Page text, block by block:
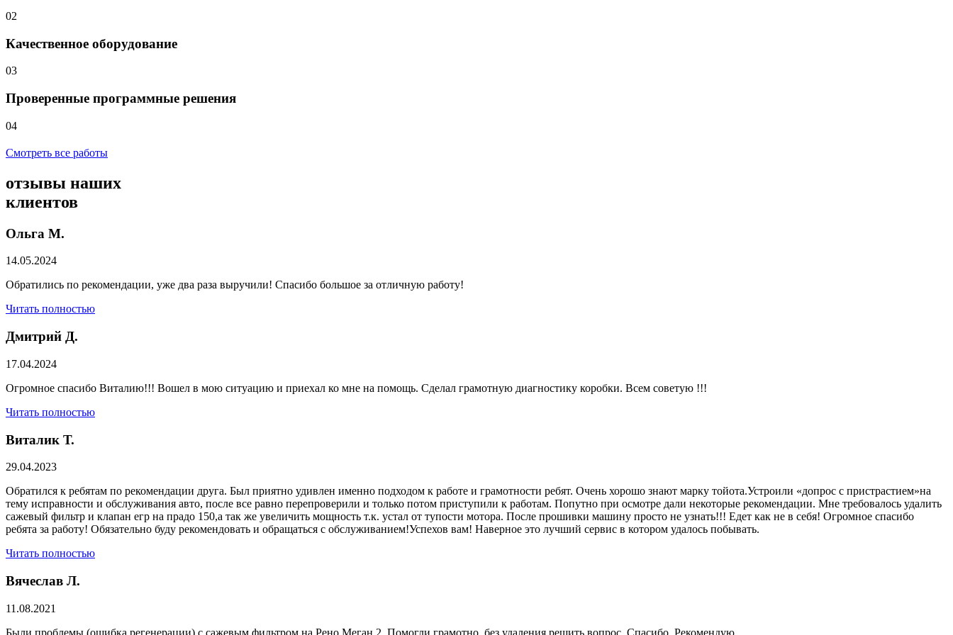
02
Качественное оборудование
03
Проверенные программные решения
04
Смотреть все работы
отзывы наших
клиентов
Ольга М.
14.05.2024
Обратились по рекомендации, уже два раза выручили! Спасибо большое за отличную работу!
Читать полностью
Дмитрий Д.
17.04.2024
Огромное спасибо Виталию!!! Вошел в мою ситуацию и приехал ко мне на помощь. Сделал грамотную диагностику коробки. Всем советую !!!
Читать полностью
Виталик Т.
29.04.2023
Обратился к ребятам по рекомендации друга. Был приятно удивлен именно подходом к работе и грамотности ребят. Очень хорошо знают марку тойота.Устроили «допрос с пристрастием»на
тему исправности и обслуживания авто, после все равно перепроверили и только потом приступили к работам. Попутно при осмотре дали некоторые рекомендации. Мне требовалось удалить
сажевый фильтр и клапан егр на прадо 150,а так же увеличить мощность т.к. устал от тупости мотора. После прошивки машину просто не узнать!!! Едет как не в себя! Огромное спасибо
ребята за работу! Обязательно буду рекомендовать и обращаться с обслуживанием!Успехов вам! Наверное это лучший сервис в котором удалось побывать.
Читать полностью
Вячеслав Л.
11.08.2021
Были проблемы (ошибка регенерации) с сажевым фильтром на Рено Меган 2. Помогли грамотно, без удаления решить вопрос. Спасибо. Рекомендую.